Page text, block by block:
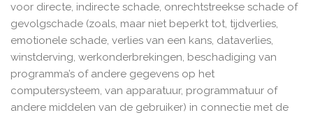
voor directe, indirecte schade, onrechtstreekse schade of
gevolgschade (zoals, maar niet beperkt tot, tijdverlies,
emotionele schade, verlies van een kans, dataverlies,
winstderving, werkonderbrekingen, beschadiging van
programma’s of andere gegevens op het
computersysteem, van apparatuur, programmatuur of
andere middelen van de gebruiker) in connectie met de